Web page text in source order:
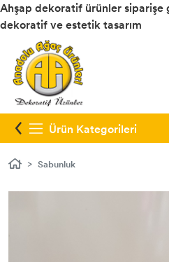
Ahşap dekoratif ürünler
dekoratif ve estetik tasarım
Ürün Kategorileri
Sabunluk